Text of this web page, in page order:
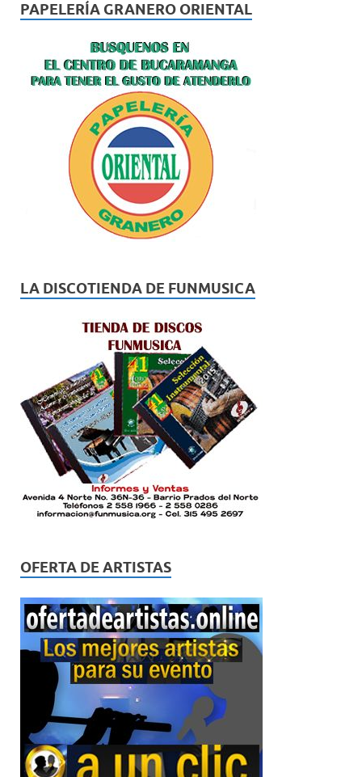
PAPELERÍA GRANERO ORIENTAL
LA DISCOTIENDA DE FUNMUSICA
OFERTA DE ARTISTAS